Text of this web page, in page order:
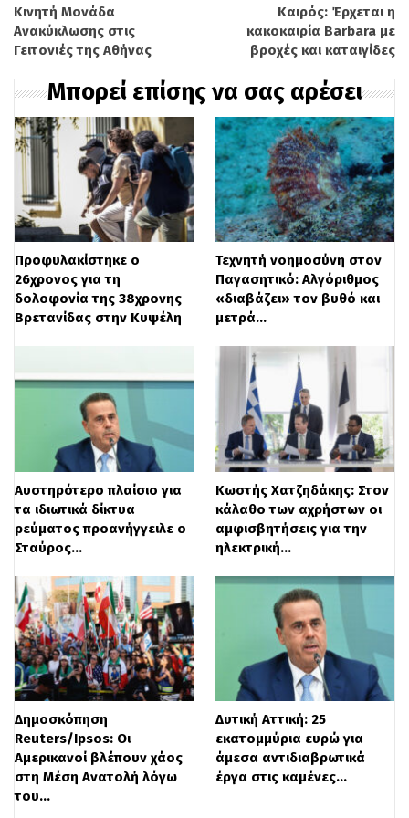
χαρακτηριστικά του και πυροβόλησε εν
ψυχρώ τον 70χρονο ιδιοκτήτη, που εκείνη
έγκλημα εκτυλίχθηκε μπροστά στα μάτια
του φίλου του θύματος, ο οποίος
προσπάθησε να διαφύγει, αλλά ο δράστης
τον πυροβόλησε επίσης, σκοτώνοντάς
τον. Αμέσως μετά, ο δράστης διέφυγε,
πιθανότατα με μηχανή, σύμφωνα με
μαρτυρίες. Οι περίοικοι ειδοποίησαν
αμέσως την Αστυνομία, η οποία έφτασε
στο σημείο και βρήκε τους δύο άνδρες
νεκρούς και αιμόφυρτους στη ρεσεψιόν.
Οι αρχές εκτιμούν ότι το όπλο του
εγκλήματος ήταν καραμπίνα. Οι
αστυνομικοί της Υποδιεύθυνσης Δίωξης
και Εξιχνίασης Εγκλημάτων Μεσσηνίας
συλλέγουν όλα τα στοιχεία, προκειμένου
εγκλήματος, ενώ σύμφωνα με
πληροφορίες φαίνεται πώς ο δράστης και
τα θύματα γνωρίζονταν μεταξύ τους.
Αξίζει να σημειωθεί ότι πριν από περίπου
15-20 μέρες το θύμα (ο ιδιοκτήτης του
κάμπινγκ) είχε καταγγείλει πυροβολισμούς
και απόπειρα εναντίον του στις αρχές, σε
Κινητή Μονάδα
Ανακύκλωσης στις
Γειτονιές της Αθήνας
Καιρός: Έρχεται η
κακοκαιρία Barbara με
βροχές και καταιγίδες
Μπορεί επίσης να σας αρέσει
Προφυλακίστηκε ο
26χρονος για τη
δολοφονία της 38χρονης
Βρετανίδας στην Κυψέλη
Τεχνητή νοημοσύνη στον
Παγασητικό: Αλγόριθμος
«διαβάζει» τον βυθό και
μετρά…
Αυστηρότερο πλαίσιο για
τα ιδιωτικά δίκτυα
ρεύματος προανήγγειλε ο
Σταύρος…
Κωστής Χατζηδάκης: Στον
κάλαθο των αχρήστων οι
αμφισβητήσεις για την
ηλεκτρική…
Δημοσκόπηση
Reuters/Ipsos: Οι
Αμερικανοί βλέπουν χάος
στη Μέση Ανατολή λόγω
του…
Δυτική Αττική: 25
εκατομμύρια ευρώ για
άμεσα αντιδιαβρωτικά
έργα στις καμένες…